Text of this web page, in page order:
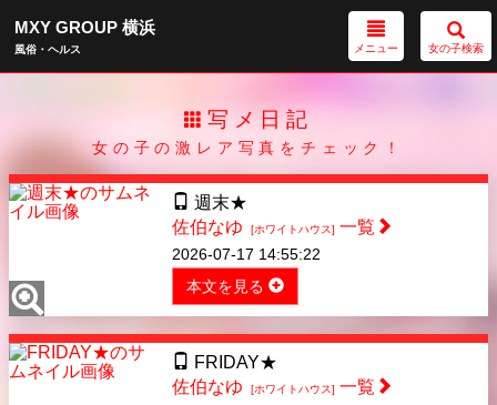
女の子検索
メニュー
MXY GROUP 横浜
風俗・ヘルス
写メ日記
女の子の激レア写真をチェック！
週末★
佐伯なゆ
[ホワイトハウス] 一覧
2026-07-17 14:55:22
本文を見る
FRIDAY★
佐伯なゆ
[ホワイトハウス] 一覧